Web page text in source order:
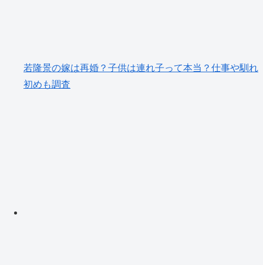
若隆景の嫁は再婚？子供は連れ子って本当？仕事や馴れ
初めも調査